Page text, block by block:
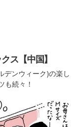
ス【中国】
デンウィーク)の楽し
も続々！